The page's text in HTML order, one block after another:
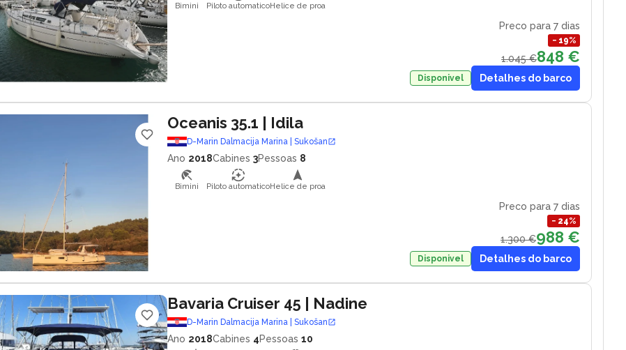
Bimini Piloto automaticoHelice de proa
Preco para 7 dias
− 19%
1.045 €848 €
Disponivel Detalhes do barco
Oceanis 35.1 | Idila
D-Marin Dalmacija Marina | Sukošan
Ano 2018Cabines 3Pessoas 8
Bimini Piloto automaticoHelice de proa
Preco para 7 dias
− 24%
1.300 €988 €
Disponivel Detalhes do barco
Bavaria Cruiser 45 | Nadine
D-Marin Dalmacija Marina | Sukošan
Ano 2018Cabines 4Pessoas 10